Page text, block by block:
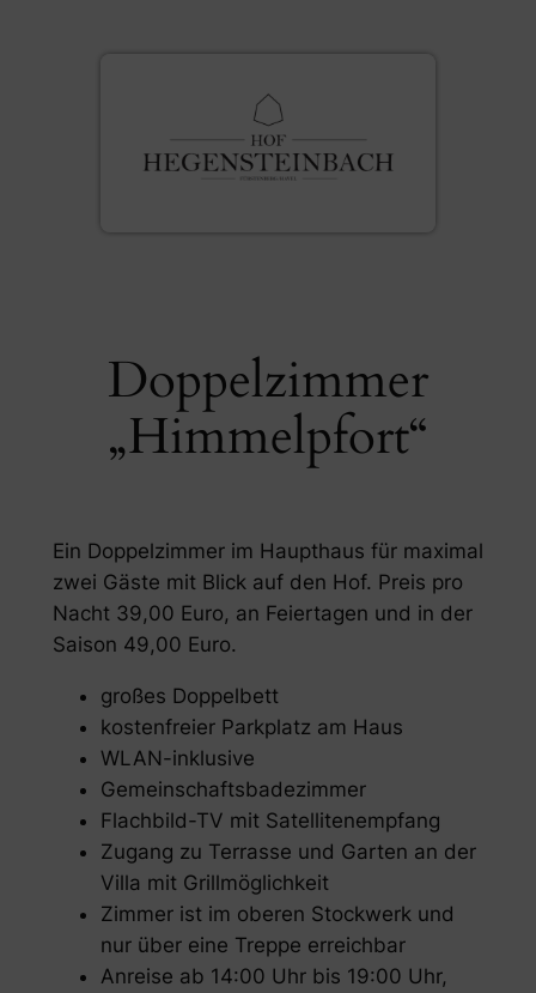
Doppelzimmer
„Himmelpfort“
Ein Doppelzimmer im Haupthaus für maximal
zwei Gäste mit Blick auf den Hof. Preis pro
Nacht 39,00 Euro, an Feiertagen und in der
Saison 49,00 Euro.
großes Doppelbett
kostenfreier Parkplatz am Haus
WLAN-inklusive
Gemeinschaftsbadezimmer
Flachbild-TV mit Satellitenempfang
Zugang zu Terrasse und Garten an der
Villa mit Grillmöglichkeit
Zimmer ist im oberen Stockwerk und
nur über eine Treppe erreichbar
Anreise ab 14:00 Uhr bis 19:00 Uhr,